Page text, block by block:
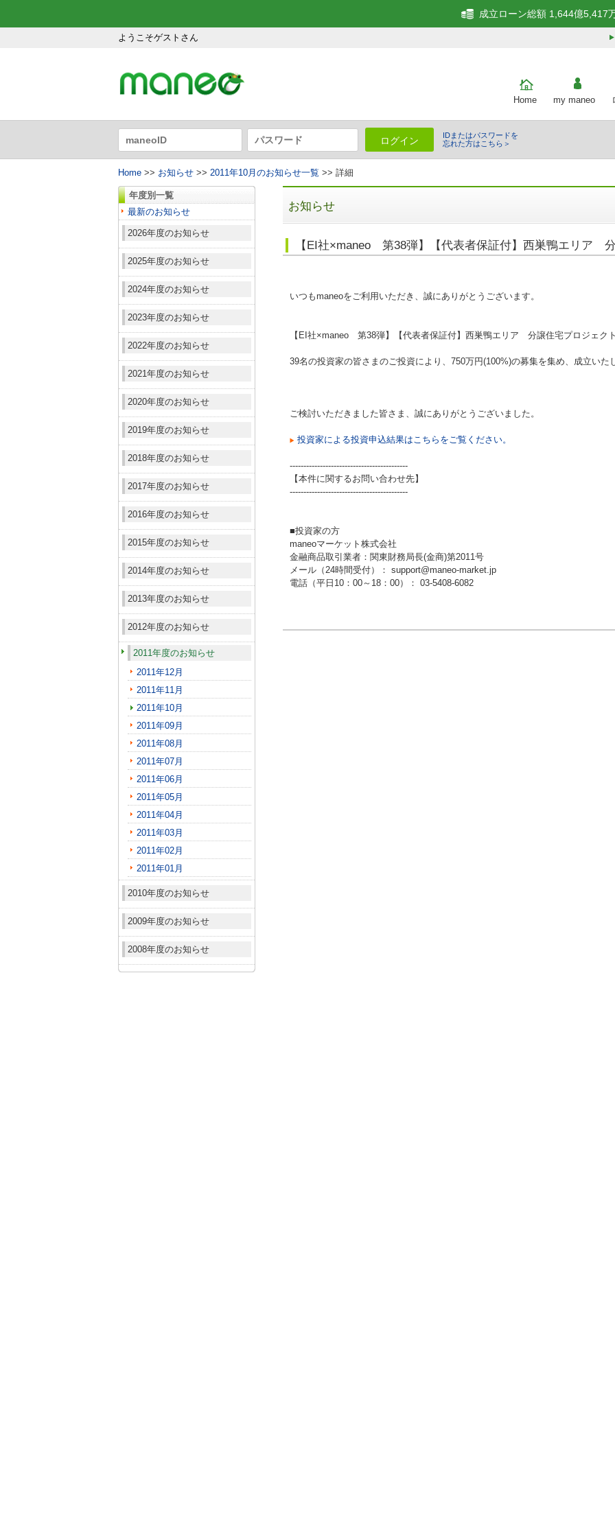
ようこそゲストさん
成立ローン総額 1,644億5,417
Home my maneo
ログイン
IDまたはパスワードを
忘れた方はこちら＞
Home >> お知らせ >> 2011年10月のお知らせ一覧 >> 詳細
年度別一覧
最新のお知らせ
2026年度のお知らせ
2025年度のお知らせ
2024年度のお知らせ
2023年度のお知らせ
2022年度のお知らせ
2021年度のお知らせ
2020年度のお知らせ
2019年度のお知らせ
2018年度のお知らせ
2017年度のお知らせ
2016年度のお知らせ
2015年度のお知らせ
2014年度のお知らせ
2013年度のお知らせ
2012年度のお知らせ
2011年度のお知らせ
2011年12月
2011年11月
2011年10月
2011年09月
2011年08月
2011年07月
2011年06月
2011年05月
2011年04月
2011年03月
2011年02月
2011年01月
2010年度のお知らせ
2009年度のお知らせ
2008年度のお知らせ
お知らせ
【EI社×maneo 第38弾】【代表者保証付】西巣鴨エリア
いつもmaneoをご利用いただき、誠にありがとうございます。
【EI社×maneo 第38弾】【代表者保証付】西巣鴨エリア 分譲住宅プロジェク
39名の投資家の皆さまのご投資により、750万円(100%)の募集を集め、成立いた
ご検討いただきました皆さま、誠にありがとうございました。
投資家による投資申込結果はこちらをご覧ください。
-------------------------------------------
【本件に関するお問い合わせ先】
-------------------------------------------
■投資家の方
maneoマーケット株式会社
金融商品取引業者：関東財務局長(金商)第2011号
メール（24時間受付）： support@maneo-market.jp
電話（平日10：00～18：00）： 03-5408-6082